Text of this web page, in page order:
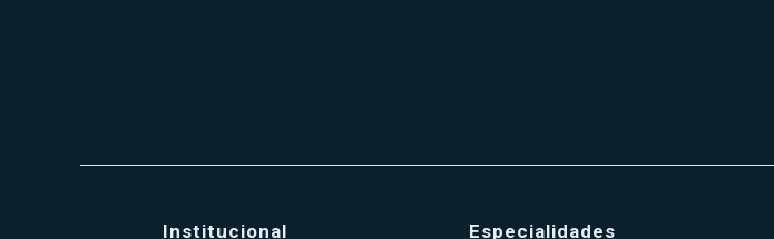
Institucional Especialidades